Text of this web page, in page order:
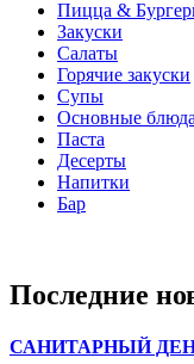
Пицца &
Закуски
Салаты
Горячие закуски
Супы
Основные блюда
Паста
Десерты
Напитки
Бар
Последние
САНИТАРНЫЙ